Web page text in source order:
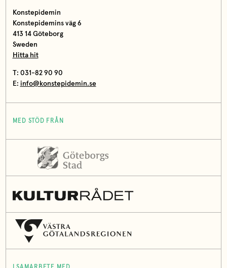
Konstepidemin
Konstepidemins väg 6
413 14 Göteborg
Sweden
Hitta hit
T: 031-82 90 90
E: info@konstepidemin.se
MED STÖD FRÅN